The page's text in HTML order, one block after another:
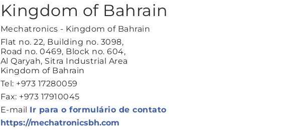
Kingdom of Bahrain
Mechatronics - Kingdom of Bahrain
Flat no. 22, Building no. 3098,
Road no. 0469, Block no. 604,
Al Qaryah, Sitra Industrial Area
Kingdom of Bahrain
Tel: +973 17280059
Fax: +973 17910045
E-mail Ir para o formulário de contato
https://mechatronicsbh.com